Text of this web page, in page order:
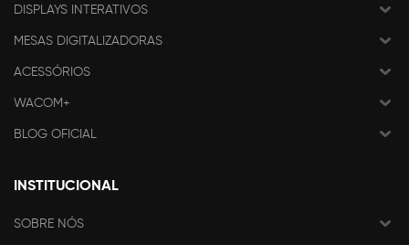
DISPLAYS INTERATIVOS
MESAS DIGITALIZADORAS
ACESSÓRIOS
WACOM+
BLOG OFICIAL
INSTITUCIONAL
SOBRE NÓS